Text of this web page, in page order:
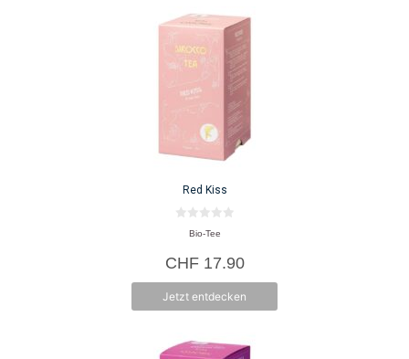
Red Kiss
n
5
Bio-Tee
CHF17.90
Jetzt entdecken